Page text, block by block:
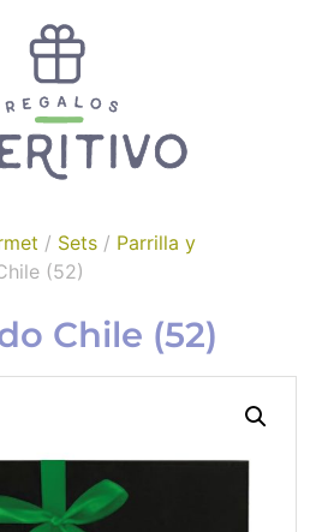
/ Sets / Parrilla y
(52)
Chile (52)